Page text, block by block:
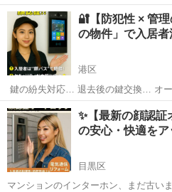
23区 千葉県一部 埼玉県一部 標準工事内容 冷媒配管、Fケーブル、ド
レンホース各4m 化粧テープ仕上げ プラブロック(室外機架台) 真空引
き その他配...
東京 千代田区 竹橋駅 電気
🔐【防犯性 × 管
の物件」で入居
港区
鍵の紛失対応… 退去後の鍵交換… オー
ラブル… その悩み、顔認証オートロックでまとめて解決できます！ ---
東京 港区 電気工事 物件
✨【最新の顔認
の安心・快適をア
目黒区
マンションのインターホン、まだ古い